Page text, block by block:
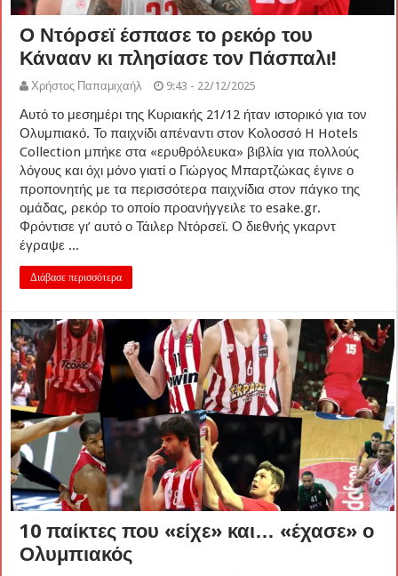
Ο Ντόρσεϊ έσπασε το ρεκόρ του
Κάνααν κι πλησίασε τον Πάσπαλι!
Χρήστος Παπαμιχαήλ 9:43 - 22/12/2025
Αυτό το μεσημέρι της Κυριακής 21/12 ήταν ιστορικό για τον
Ολυμπιακό. Το παιχνίδι απέναντι στον Κολοσσό H Hotels
Collection μπήκε στα «ερυθρόλευκα» βιβλία για πολλούς
λόγους και όχι μόνο γιατί ο Γιώργος Μπαρτζώκας έγινε ο
προπονητής με τα περισσότερα παιχνίδια στον πάγκο της
ομάδας, ρεκόρ το οποίο προανήγγειλε το esake.gr.
Φρόντισε γι’ αυτό ο Τάιλερ Ντόρσεϊ. Ο διεθνής γκαρντ
έγραψε ...
Διάβασε περισσότερα
10 παίκτες που «είχε» και… «έχασε» ο
Ολυμπιακός